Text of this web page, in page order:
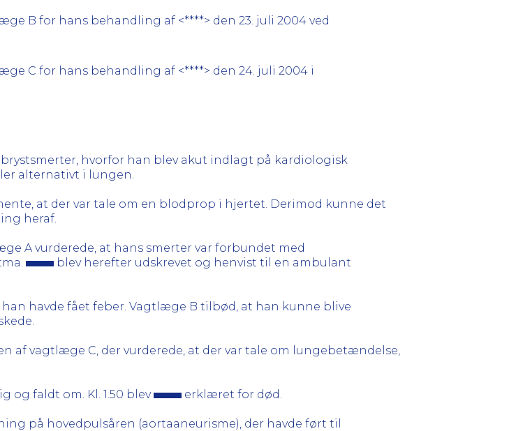
B for hans behandling af <****> den 23. juli 2004 ved
C for hans behandling af <****> den 24. juli 2004 i
hvorfor han blev akut indlagt på kardiologisk
alternativt i lungen.
at der var tale om en blodprop i hjertet. Derimod kunne det
heraf.
A vurderede, at hans smerter var forbundet med
blev herefter udskrevet og henvist til en ambulant
havde fået feber. Vagtlæge B tilbød, at han kunne blive
af vagtlæge C, der vurderede, at der var tale om lungebetændelse,
og faldt om. Kl. 1.50 blev erklæret for død.
på hovedpulsåren (aortaaneurisme), der havde ført til